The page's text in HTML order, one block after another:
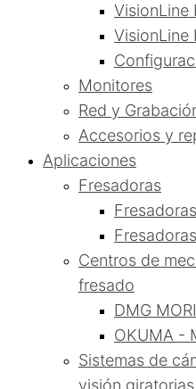
VisionLine
VisionLine
Monitores
Red y
Accesorios y
Aplicaciones
Fresadoras
Centros de
fresado
DMG
OKUMA -
Sistemas de
visión giratorias